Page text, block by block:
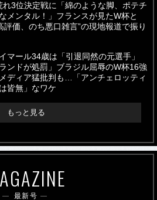
れ3位決定戦に「綿のような脚、ポテチ
メンタル！」フランスが見たW杯と
評価、のち悪口雑言”の現地報道で振り
マール34歳は「引退同然の元選手」
ランドが処罰」ブラジル屈辱のW杯16強
ディア猛批判も…「アンチェロッティ
皆無」なワケ
もっと見る
最新号